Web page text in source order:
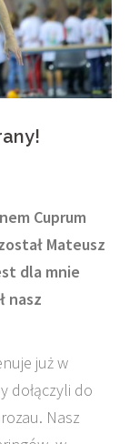
Cuprum
Mateusz
dla mnie
nasz
już w
dołączyli do
Nasz